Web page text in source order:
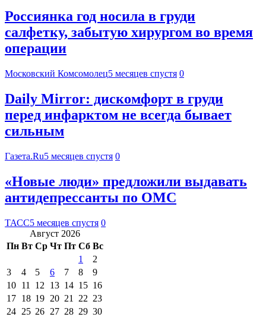
Россиянка год носила в груди
салфетку, забытую хирургом во время
операции
Московский Комсомолец5 месяцев спустя 0
Daily Mirror: дискомфорт в груди
перед инфарктом не всегда бывает
сильным
Газета.Ru5 месяцев спустя 0
«Новые люди» предложили выдавать
антидепрессанты по ОМС
ТАСС5 месяцев спустя 0
Август 2026
Пн Вт Ср Чт Пт Сб Вс
1
2
3
4 5 6 7 8
9
10 11 12 13 14 15 16
17 18 19 20 21 22 23
24 25 26 27 28 29 30